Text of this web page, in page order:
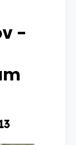
-